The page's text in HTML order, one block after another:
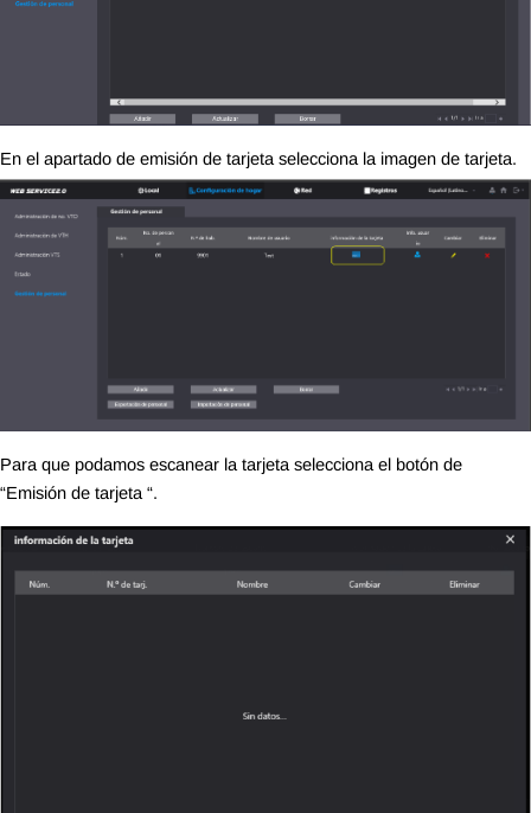
En el apartado de emisión de tarjeta selecciona la imagen de tarjeta.
Para que podamos escanear la tarjeta selecciona el botón de
“Emisión de tarjeta “.